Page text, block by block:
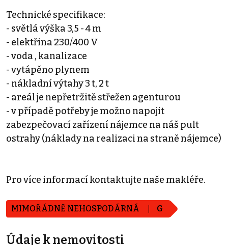
Technické specifikace:
- světlá výška 3,5 - 4 m
- elektřina 230/400 V
- voda , kanalizace
- vytápěno plynem
- nákladní výtahy 3 t, 2 t
- areál je nepřetržitě střežen agenturou
- v případě potřeby je možno napojit
zabezpečovací zařízení nájemce na náš pult
ostrahy (náklady na realizaci na straně nájemce)
Pro více informací kontaktujte naše makléře.
MIMOŘÁDNĚ NEHOSPODÁRNÁ G
Údaje k nemovitosti